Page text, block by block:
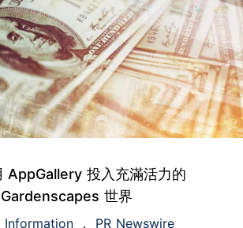
AppGallery 投入充滿活力的
Gardenscapes 世界
Information PR Newswire